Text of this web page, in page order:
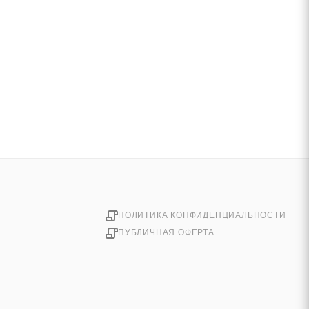
ПОЛИТИКА КОНФИДЕНЦИАЛЬНОСТИ
ПУБЛИЧНАЯ ОФЕРТА